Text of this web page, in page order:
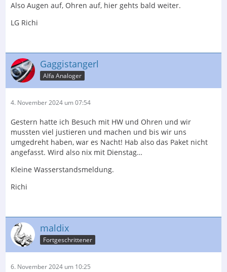
Also Augen auf, Ohren auf, hier gehts bald weiter.
LG Richi
Gaggistangerl
Alfa Analoger
4. November 2024 um 07:54
Gestern hatte ich Besuch mit HW und Ohren und wir
mussten viel justieren und machen und bis wir uns
umgedreht haben, war es Nacht! Hab also das Paket nicht
angefasst. Wird also nix mit Dienstag…
Kleine Wasserstandsmeldung.
Richi
maldix
Fortgeschrittener
6. November 2024 um 10:25